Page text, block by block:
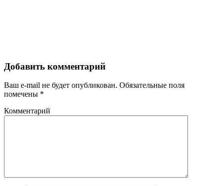
Добавить комментарий
Ваш e-mail не будет опубликован. Обязательные поля
помечены *
Комментарий